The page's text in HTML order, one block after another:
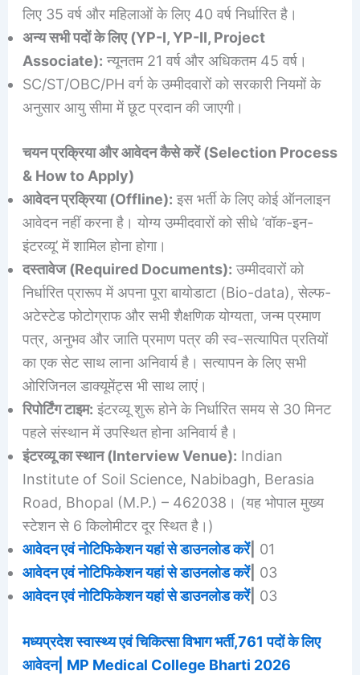
लिए 35 वर्ष और महिलाओं के लिए 40 वर्ष निर्धारित है।
अन्य सभी पदों के लिए (YP-I, YP-II, Project
Associate): न्यूनतम 21 वर्ष और अधिकतम 45 वर्ष।
SC/ST/OBC/PH वर्ग के उम्मीदवारों को सरकारी नियमों के
अनुसार आयु सीमा में छूट प्रदान की जाएगी।
चयन प्रक्रिया और आवेदन कैसे करें (Selection Process
& How to Apply)
आवेदन प्रक्रिया (Offline): इस भर्ती के लिए कोई ऑनलाइन
आवेदन नहीं करना है। योग्य उम्मीदवारों को सीधे ‘वॉक-इन-
इंटरव्यू’ में शामिल होना होगा।
दस्तावेज (Required Documents): उम्मीदवारों को
निर्धारित प्रारूप में अपना पूरा बायोडाटा (Bio-data), सेल्फ-
अटेस्टेड फोटोग्राफ और सभी शैक्षणिक योग्यता, जन्म प्रमाण
पत्र, अनुभव और जाति प्रमाण पत्र की स्व-सत्यापित प्रतियों
का एक सेट साथ लाना अनिवार्य है। सत्यापन के लिए सभी
ओरिजिनल डाक्यूमेंट्स भी साथ लाएं।
रिपोर्टिंग टाइम: इंटरव्यू शुरू होने के निर्धारित समय से 30 मिनट
पहले संस्थान में उपस्थित होना अनिवार्य है।
इंटरव्यू का स्थान (Interview Venue): Indian
Institute of Soil Science, Nabibagh, Berasia
Road, Bhopal (M.P.) – 462038। (यह भोपाल मुख्य
स्टेशन से 6 किलोमीटर दूर स्थित है।)
आवेदन एवं नोटिफिकेशन यहां से डाउनलोड करें| 01
आवेदन एवं नोटिफिकेशन यहां से डाउनलोड करें| 03
आवेदन एवं नोटिफिकेशन यहां से डाउनलोड करें| 03
मध्यप्रदेश स्वास्थ्य एवं चिकित्सा विभाग भर्ती,761 पदों के लिए
आवेदन| MP Medical College Bharti 2026